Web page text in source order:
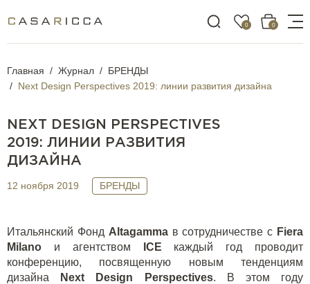
0 0
Главная Журнал
БРЕНДЫ
Next Design Perspectives 2019: линии развития дизайна
NEXT DESIGN PERSPECTIVES
2019: ЛИНИИ РАЗВИТИЯ
ДИЗАЙНА
12 ноября 2019 БРЕНДЫ
Итальянский Фонд Altagammaв сотрудничестве с Fiera
Milano и агентством ICE
каждый год проводит
конференцию, посвященную новым тенденциям
дизайна
Next Design Perspectives. В этом году